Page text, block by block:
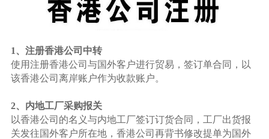
1、注册香港公司中转
使用注册香港公司与国外客户进行贸易，签订单合同，以
该香港公司离岸账户作为收款账户。
2、内地工厂采购报关
以香港公司的名义与内地工厂签订订货合同，工厂出货报
关发往国外客户所在地，香港公司再背书修改提单为国外